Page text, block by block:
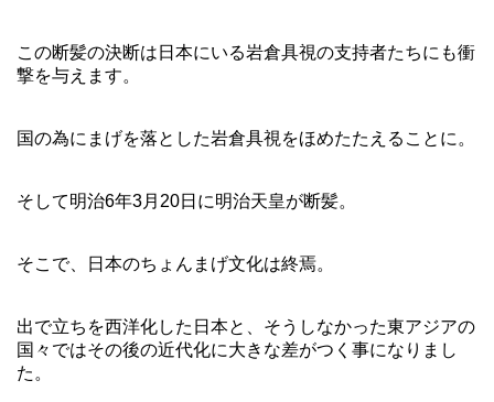
この断髪の決断は日本にいる岩倉具視の支持者たちにも衝
撃を与えます。
国の為にまげを落とした岩倉具視をほめたたえることに。
そして明治6年3月20日に明治天皇が断髪。
そこで、日本のちょんまげ文化は終焉。
出で立ちを西洋化した日本と、そうしなかった東アジアの
国々ではその後の近代化に大きな差がつく事になりまし
た。